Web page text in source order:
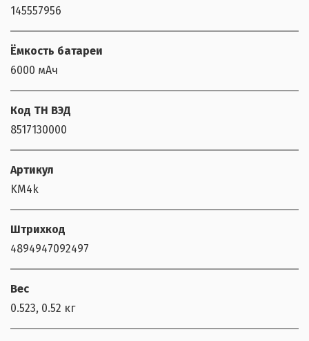
145557956
Ёмкость батареи
6000 мАч
Код ТН ВЭД
8517130000
Артикул
KM4k
Штрихкод
4894947092497
Вес
0.523, 0.52 кг